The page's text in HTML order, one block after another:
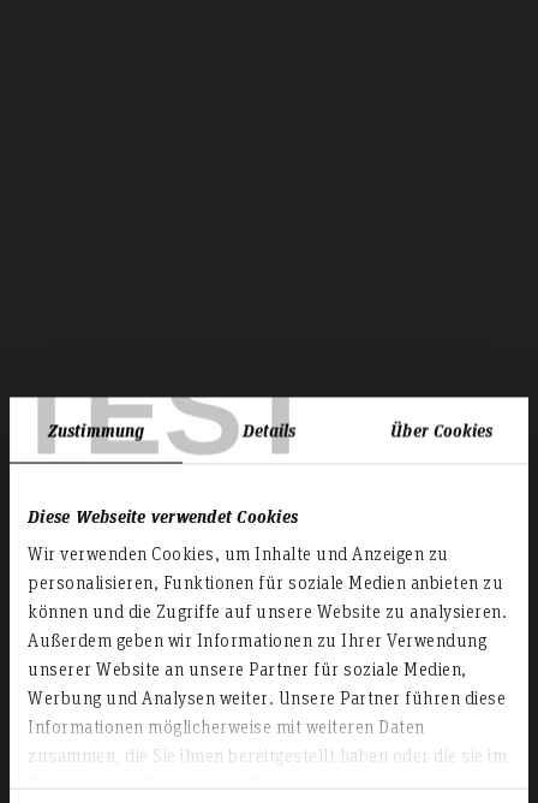
TEST
Zustimmung Details Über Cookies
Diese Webseite verwendet Cookies
Wir verwenden Cookies, um Inhalte und Anzeigen zu
personalisieren, Funktionen für soziale Medien anbieten zu
können und die Zugriffe auf unsere Website zu analysieren.
Außerdem geben wir Informationen zu Ihrer Verwendung
unserer Website an unsere Partner für soziale Medien,
Werbung und Analysen weiter. Unsere Partner führen diese
Informationen möglicherweise mit weiteren Daten
zusammen, die Sie ihnen bereitgestellt haben oder die sie im
BAföG